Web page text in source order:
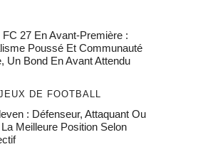
FC 27 En Avant-Première :
Poussé Et Communauté
Un Bond En Avant Attendu
DE FOOTBALL
: Défenseur, Attaquant Ou
Meilleure Position Selon